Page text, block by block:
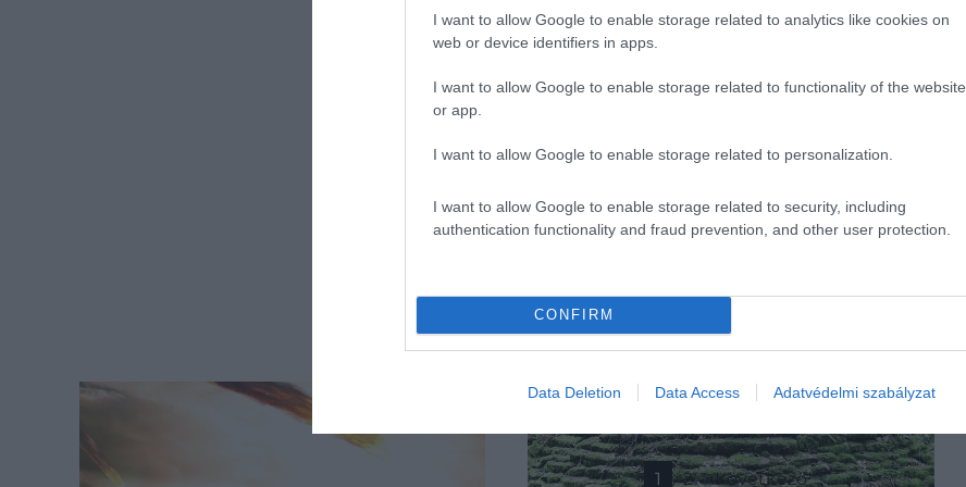
I want to allow Google to enable storage related to analytics like cookies on
web or device identifiers in apps.
I want to allow Google to enable storage related to functionality of the website
or app.
I want to allow Google to enable storage related to personalization.
I want to allow Google to enable storage related to security, including
authentication functionality and fraud prevention, and other user protection.
CONFIRM
Data Deletion Data Access Adatvédelmi szabályzat
1 2 Következő